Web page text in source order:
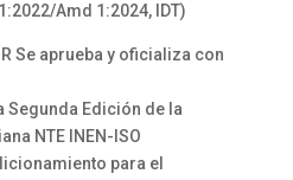
Amd 1:2024, IDT)
Se aprueba y oficializa con
Segunda Edición de la
NTE INEN-ISO
para el